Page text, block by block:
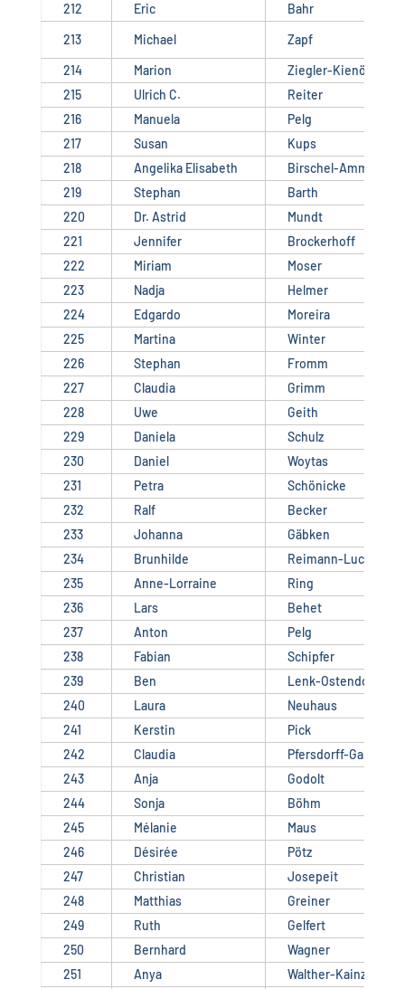
212
Eric
Bahr
213
Michael
Zapf
214
Marion
Ziegler-Kienöl
215
Ulrich C.
Reiter
216
Manuela
Pelg
217
Susan
Kups
218
Angelika Elisabeth
Birschel-Ammann
219
Stephan
Barth
220
Dr. Astrid
Mundt
221
Jennifer
Brockerhoff
222
Miriam
Moser
223
Nadja
Helmer
224
Edgardo
Moreira
225
Martina
Winter
226
Stephan
Fromm
227
Claudia
Grimm
228
Uwe
Geith
229
Daniela
Schulz
230
Daniel
Woytas
231
Petra
Schönicke
232
Ralf
Becker
233
Johanna
Gäbken
234
Brunhilde
Reimann-Luckas
235
Anne-Lorraine
Ring
236
Lars
Behet
237
Anton
Pelg
238
Fabian
Schipfer
239
Ben
Lenk-Ostendorf
240
Laura
Neuhaus
241
Kerstin
Pick
242
Claudia
Pfersdorff-Gantner
243
Anja
Godolt
244
Sonja
Böhm
245
Mélanie
Maus
246
Désirée
Pötz
247
Christian
Josepeit
248
Matthias
Greiner
249
Ruth
Gelfert
250
Bernhard
Wagner
251
Anya Walther-Kainz